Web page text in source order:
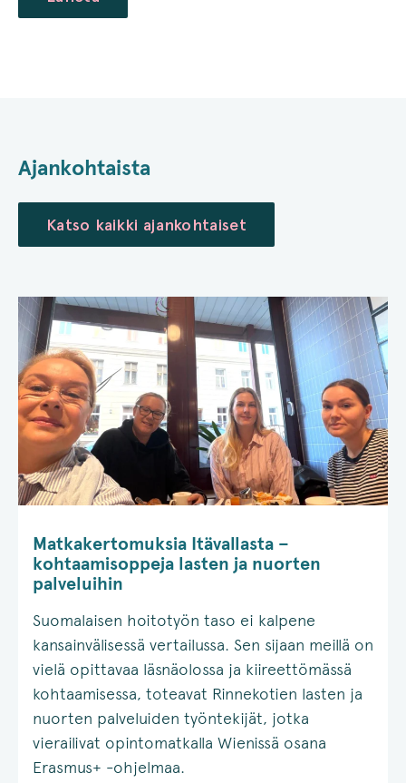
Ajankohtaista
Katso kaikki ajankohtaiset
Matkakertomuksia Itävallasta –
kohtaamisoppeja lasten ja nuorten
palveluihin
Suomalaisen hoitotyön taso ei kalpene
kansainvälisessä vertailussa. Sen sijaan meillä on
vielä opittavaa läsnäolossa ja kiireettömässä
kohtaamisessa, toteavat Rinnekotien lasten ja
nuorten palveluiden työntekijät, jotka
vierailivat opintomatkalla Wienissä osana
Erasmus+ -ohjelmaa.